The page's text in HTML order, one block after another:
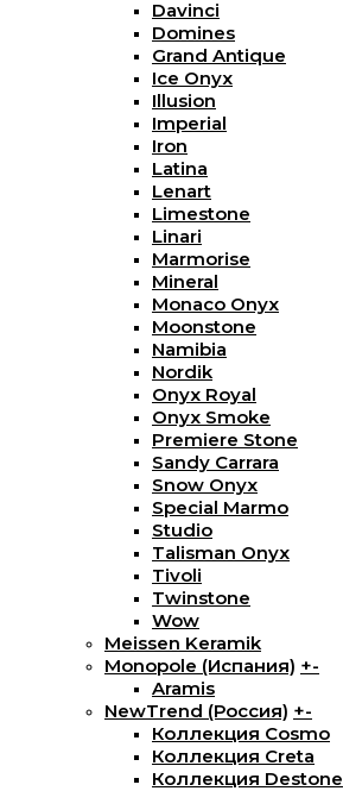
Davinci
Domines
Grand Antique
Ice Onyx
Illusion
Imperial
Iron
Latina
Lenart
Limestone
Linari
Marmorise
Mineral
Monaco Onyx
Moonstone
Namibia
Nordik
Onyx Royal
Onyx Smoke
Premiere Stone
Sandy Carrara
Snow Onyx
Special Marmo
Studio
Talisman Onyx
Tivoli
Twinstone
Wow
Meissen Keramik
Monopole (Испания) +-
Aramis
NewTrend (Россия) +-
Коллекция Cosmo
Коллекция Creta
Коллекция Destone